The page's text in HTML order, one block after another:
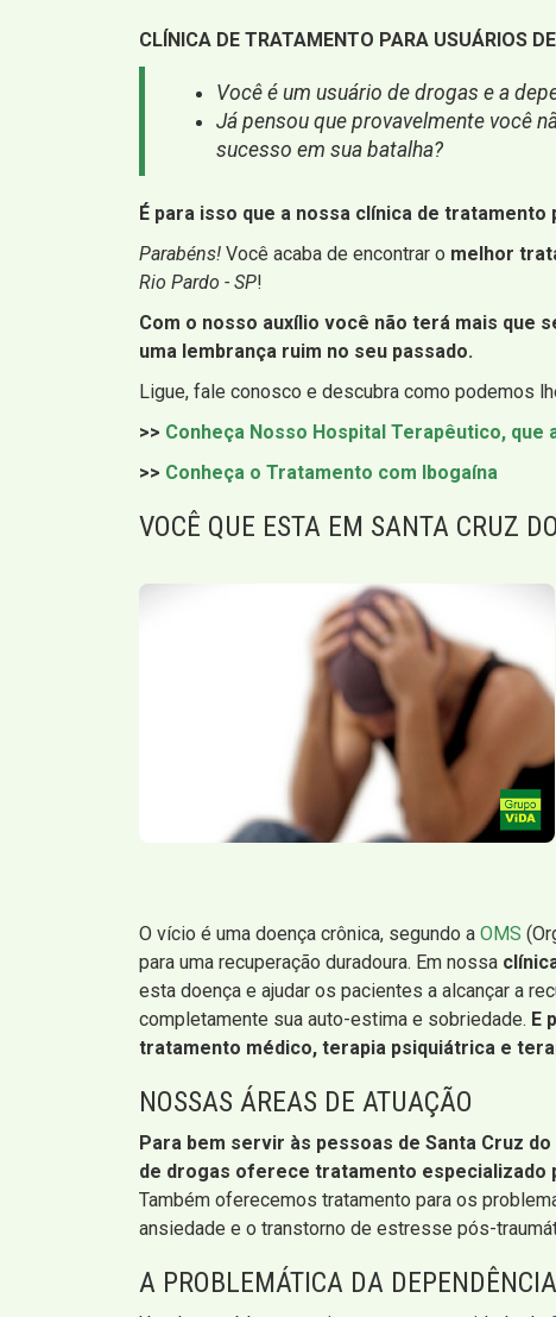
CLÍNICA DE TRATAMENTO PARA USUÁRIOS
Você é um usuário de drogas e a
Já pensou que provavelmente você
sucesso em sua batalha?
É para isso que a nossa clínica de
Parabéns! Você acaba de encontrar o melhor
Rio Pardo - SP!
Com o nosso auxílio você não terá mais que
uma lembrança ruim no seu passado.
Ligue, fale conosco e descubra como podemos
>> Conheça Nosso Hospital Terapêutico, que
>> Conheça o Tratamento com Ibogaína
VOCÊ QUE ESTA EM SANTA CRUZ
O vício é uma doença crônica, segundo a OMS
para uma recuperação duradoura. Em nossa
esta doença e ajudar os pacientes a alcançar a
completamente sua auto-estima e sobriedade. E
tratamento médico, terapia psiquiátrica e
NOSSAS ÁREAS DE ATUAÇÃO
Para bem servir às pessoas de Santa Cruz
de drogas oferece tratamento especializado
Também oferecemos tratamento para os
ansiedade e o transtorno de estresse pós-
A PROBLEMÁTICA DA